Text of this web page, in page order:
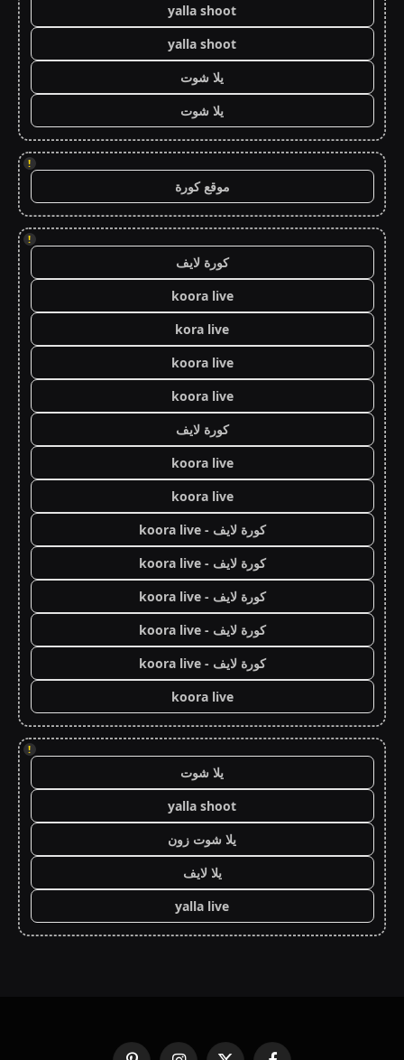
yalla shoot
yalla shoot
يلا شوت
يلا شوت
!
موقع كورة
!
كورة لايف
koora live
kora live
koora live
koora live
كورة لايف
koora live
koora live
كورة لايف - koora live
كورة لايف - koora live
كورة لايف - koora live
كورة لايف - koora live
كورة لايف - koora live
koora live
!
يلا شوت
yalla shoot
يلا شوت زون
يلا لايف
yalla live